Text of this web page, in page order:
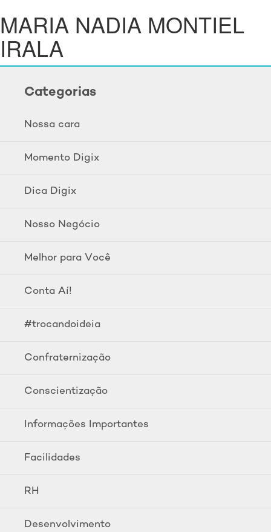
MARIA NADIA MONTIEL
IRALA
Categorias
Nossa cara
Momento Digix
Dica Digix
Nosso Negócio
Melhor para Você
Conta Aí!
#trocandoideia
Confraternização
Conscientização
Informações Importantes
Facilidades
RH
Desenvolvimento